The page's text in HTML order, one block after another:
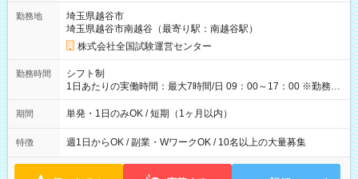
例】 ・河合塾模擬試験 8:30～17:30（休憩1時間） 時給1,300円
×8時間＝日収10,400円＋交通費 ※当日の役割により時給＋100
円の場合あり ・国家試験 7:00～13:30（休憩なし） 時給1,300
円（役割手当＋100円）×6時間＝日収8,400円＋交通費 【試用期
間】試用期間なし
勤務地
埼玉県越谷市
埼玉県越谷市南越谷（最寄り駅：南越谷駅）
株式会社全国試験運営センター
勤務時間
シフト制
1日あたりの実働時間：最大7時間/日 09：00～17：00 ※勤務時
間は 試験により異なります。
期間 単発・1日のみOK / 短期（1ヶ月以内）
特徴 週1日からOK / 副業・WワークOK / 10名以上の大量募集